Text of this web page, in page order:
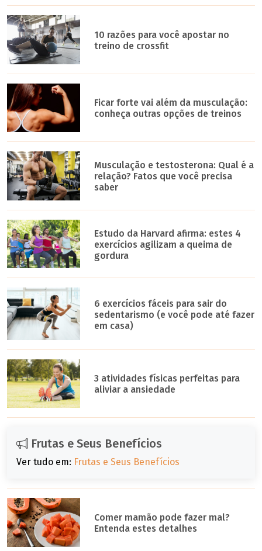
10 razões para você apostar no
treino de crossfit
Ficar forte vai além da musculação:
conheça outras opções de treinos
Musculação e testosterona: Qual é a
relação? Fatos que você precisa
saber
Estudo da Harvard afirma: estes 4
exercícios agilizam a queima de
gordura
6 exercícios fáceis para sair do
sedentarismo (e você pode até fazer
em casa)
3 atividades físicas perfeitas para
aliviar a ansiedade
Frutas e Seus Benefícios
Ver tudo em: Frutas e Seus Benefícios
Comer mamão pode fazer mal?
Entenda estes detalhes